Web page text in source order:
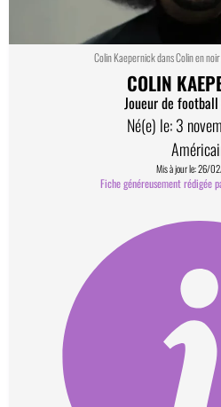
Colin Kaepernick dans Colin en
COLIN
Joueur de
Né(e) le: 3
Mis à jour le: 26/
Fiche généreusement rédigée
Comment devenir contributeur?